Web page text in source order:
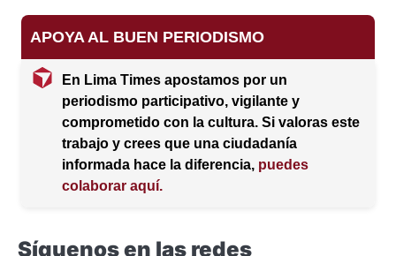
APOYA AL BUEN PERIODISMO
En Lima Times apostamos por un
periodismo participativo, vigilante y
comprometido con la cultura. Si valoras este
trabajo y crees que una ciudadanía
informada hace la diferencia, puedes
colaborar aquí.
Síguenos en las redes